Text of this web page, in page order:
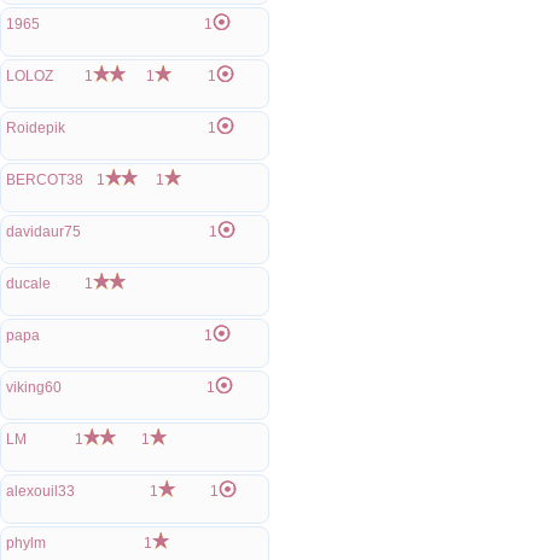
1965 1
LOLOZ 1 1 1
Roidepik 1
BERCOT38 1 1
davidaur75 1
ducale 1
papa 1
viking60 1
LM 1 1
alexouil33 1 1
phylm 1